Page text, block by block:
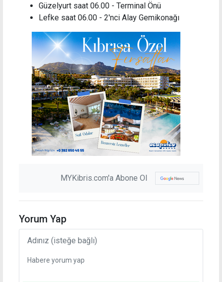
Güzelyurt saat 06.00 - Terminal Önü
Lefke saat 06.00 - 2'nci Alay Gemikonağı
MYKibris.com'a Abone Ol
Yorum Yap